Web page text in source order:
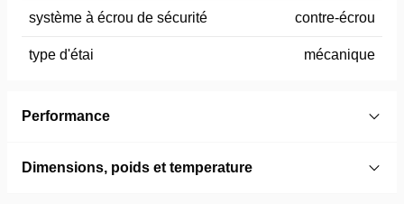
système à écrou de sécurité contre-écrou
type d'étai mécanique
Performance
Dimensions, poids et temperature